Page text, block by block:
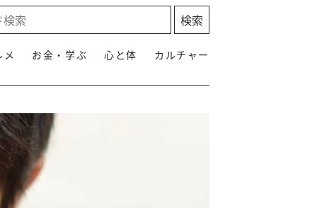
お金・学ぶ 心と体 カルチャー